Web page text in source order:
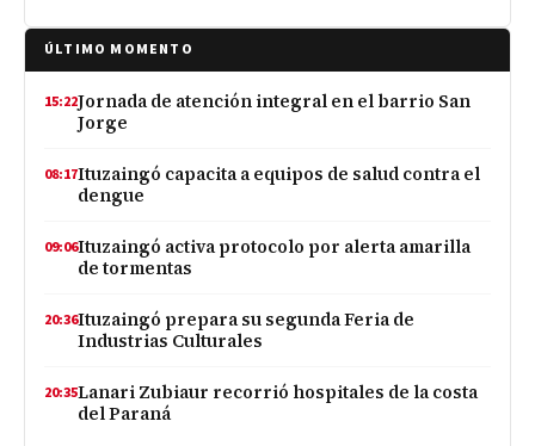
ÚLTIMO MOMENTO
15:22Jornada de atención integral en el barrio San
Jorge
08:17Ituzaingó capacita a equipos de salud contra el
dengue
09:06Ituzaingó activa protocolo por alerta amarilla
de tormentas
20:36Ituzaingó prepara su segunda Feria de
Industrias Culturales
20:35Lanari Zubiaur recorrió hospitales de la costa
del Paraná